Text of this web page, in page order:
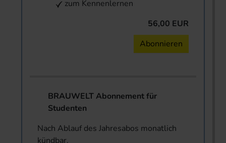
zum Kennenlernen
56,00 EUR
Abonnieren
BRAUWELT Abonnement für
Studenten
Nach Ablauf des Jahresabos monatlich
kündbar.